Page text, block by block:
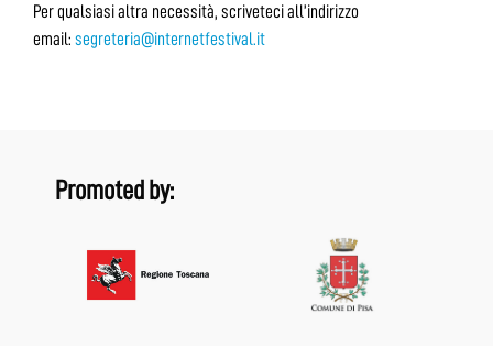
Per qualsiasi altra necessità, scriveteci all’indirizzo
email: segreteria@internetfestival.it
Promoted by: